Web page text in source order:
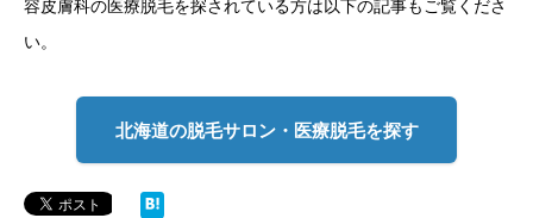
容皮膚科の医療脱毛を探されている方は以下の記事もご覧くださ
い。
北海道の脱毛サロン・医療脱毛を探す